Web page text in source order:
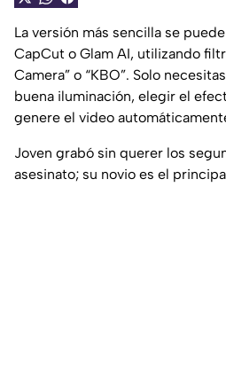
La versión más sencilla se
CapCut o Glam AI, utilizando
Camera” o “KBO”. Solo
buena iluminación, elegir el
genere el video
Joven grabó sin querer los
asesinato; su novio es el